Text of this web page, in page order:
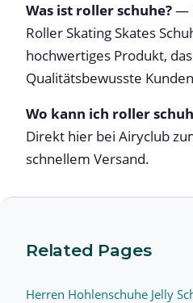
Was ist roller schuhe?—
Roller Skating Skates
hochwertiges Produkt,
Qualitätsbewusste
Wo kann ich roller
Direkt hier bei Airyclub
schnellem Versand.
Related Pages
Herren Hohlenschuhe Jelly